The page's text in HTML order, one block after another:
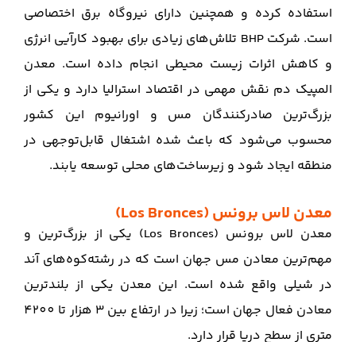
استفاده کرده و همچنین دارای نیروگاه برق اختصاصی
است. شرکت BHP تلاش‌های زیادی برای بهبود کارآیی انرژی
و کاهش اثرات زیست محیطی انجام داده است. معدن
المپیک دم نقش مهمی در اقتصاد استرالیا دارد و یکی از
بزرگ‌ترین صادرکنندگان مس و اورانیوم این کشور
محسوب می‌شود که باعث شده اشتغال قابل‌توجهی در
منطقه ایجاد شود و زیرساخت‌های محلی توسعه یابند.
معدن لاس برونس (Los Bronces)
معدن لاس برونس (Los Bronces) یکی از بزرگ‌ترین و
مهم‌ترین معادن مس جهان است که در رشته‌کوه‌های آند
در شیلی واقع شده است. این معدن یکی از بلندترین
معادن فعال جهان است؛ زیرا در ارتفاع بین 3 هزار تا 4200
متری از سطح دریا قرار دارد.